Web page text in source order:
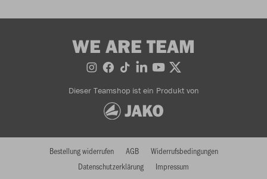
WE ARE TEAM
Dieser Teamshop ist ein Produkt von
Bestellung widerrufen AGB
Widerrufsbedingungen
Datenschutzerklärung
Impressum